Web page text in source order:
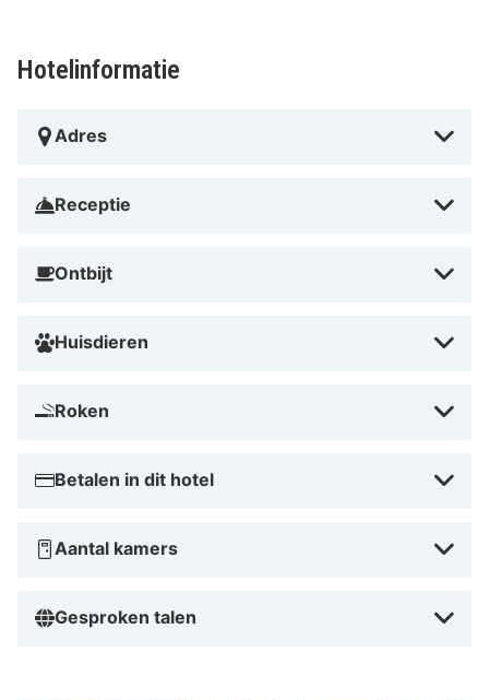
de trein naast het hotel voor een uitstapje naar
af in de gezellige Café-Lounge van het hotel, waar je
Hotelinformatie
Adres
Receptie
Ontbijt
Huisdieren
Roken
Betalen in dit hotel
Aantal kamers
Gesproken talen